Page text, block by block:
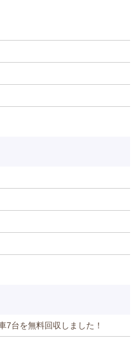
7台を無料回収しました！